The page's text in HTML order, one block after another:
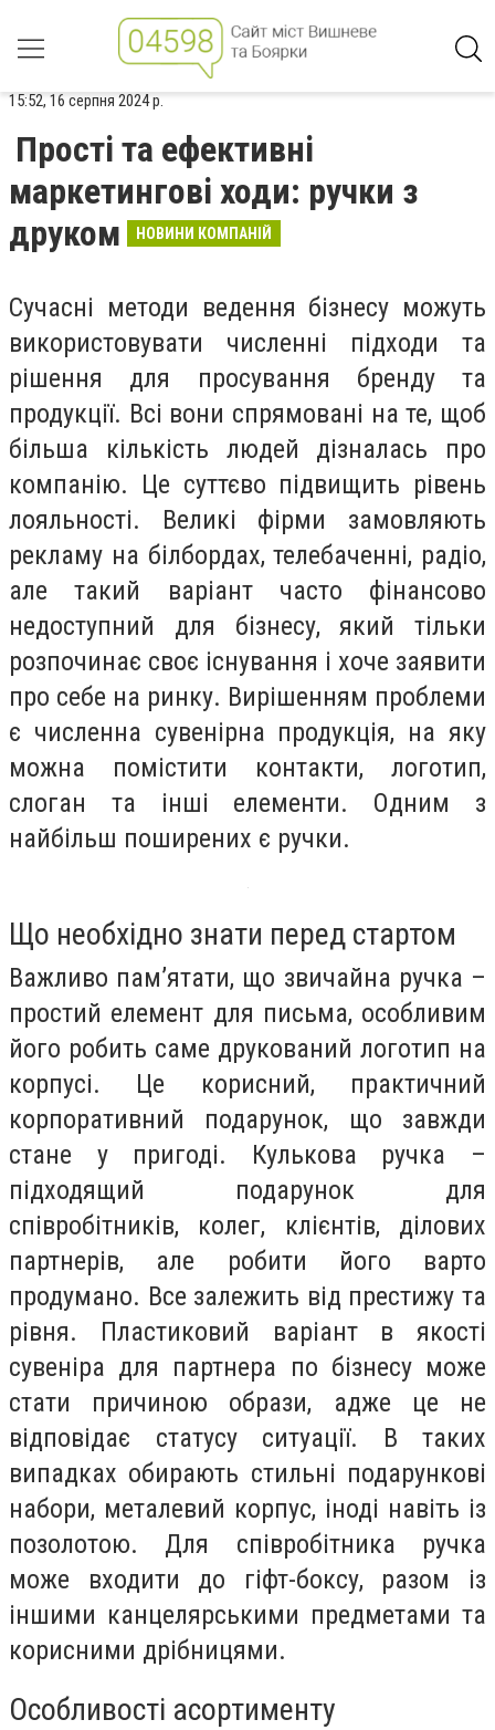
15:52, 16 серпня 2024 р.
Прості та ефективні
маркетингові ходи: ручки з
друком
НОВИНИ КОМПАНІЙ
Сучасні методи ведення бізнесу можуть
використовувати численні підходи та
рішення для просування бренду та
продукції. Всі вони спрямовані на те, щоб
більша кількість людей дізналась про
компанію. Це суттєво підвищить рівень
лояльності. Великі фірми замовляють
рекламу на білбордах, телебаченні, радіо,
але такий варіант часто фінансово
недоступний для бізнесу, який тільки
розпочинає своє існування і хоче заявити
про себе на ринку. Вирішенням проблеми
є численна сувенірна продукція, на яку
можна помістити контакти, логотип,
слоган та інші елементи. Одним з
найбільш поширених є ручки.
Що необхідно знати перед стартом
Важливо пам’ятати, що звичайна ручка –
простий елемент для письма, особливим
його робить саме друкований логотип на
корпусі. Це корисний, практичний
корпоративний подарунок, що завжди
стане у пригоді. Кулькова ручка –
підходящий подарунок для
співробітників, колег, клієнтів, ділових
партнерів, але робити його варто
продумано. Все залежить від престижу та
рівня. Пластиковий варіант в якості
сувеніра для партнера по бізнесу може
стати причиною образи, адже це не
відповідає статусу ситуації. В таких
випадках обирають стильні подарункові
набори, металевий корпус, іноді навіть із
позолотою. Для співробітника ручка
може входити до гіфт-боксу, разом із
іншими канцелярськими предметами та
корисними дрібницями.
Особливості асортименту